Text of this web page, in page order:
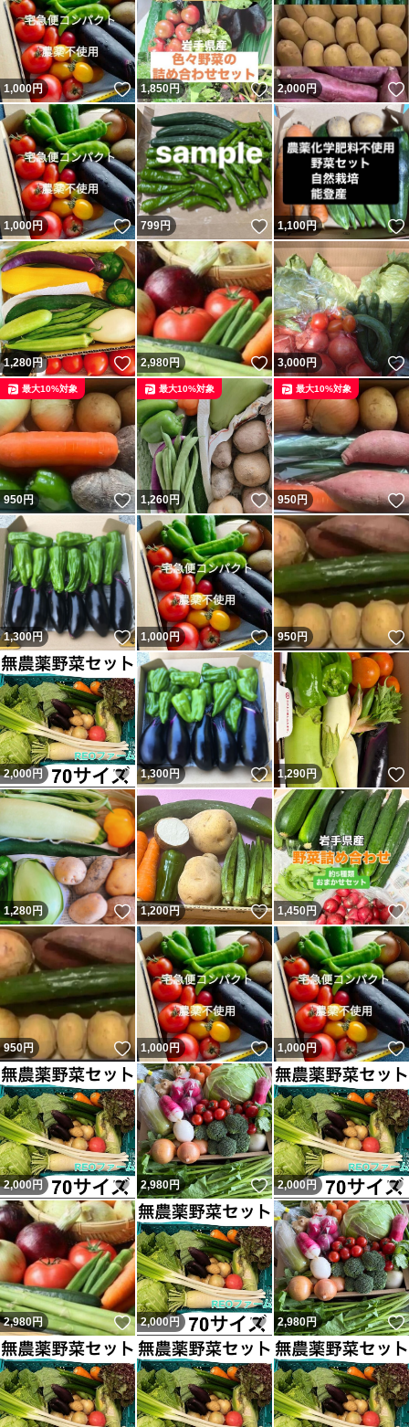
1,000円 いいね！
1,850円 いいね！
2,000円
1,000円 いいね！
799円 いいね！
1,100円
1,280円 いいね！
2,980円 いいね！
3,000円
950円 いいね！
最大10%対象
1,260円 いいね！
最大10%対象
950円
最大10%対象
1,300円 いいね！
1,000円 いいね！
950円
2,000 円 いいね！
1,300円 いいね！
1,290円
1,280円 いいね！
1,200円 いいね！
1,450円
950円 いいね！
1,000円 いいね！
1,000円
2,000 円 いいね！
2,980円 いいね！
2,000 円
2,980円 いいね！
2,000 円 いいね！
2,980円